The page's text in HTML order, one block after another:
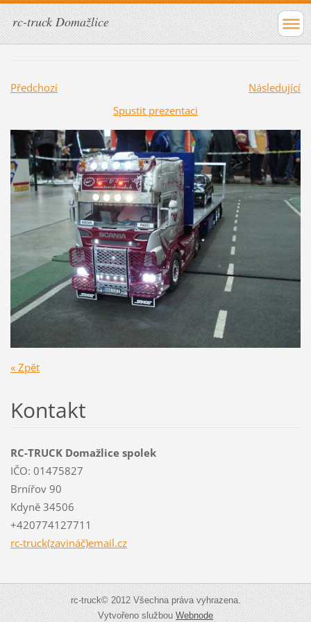
rc-truck Domažlice
Předchozí
Následující
Spustit prezentaci
« Zpět
Kontakt
RC-TRUCK Domažlice spolek
IČO: 01475827
Brnířov 90
Kdyně 34506
+420774127711
rc-truck(zavináč)email.cz
rc-truck© 2012 Všechna práva vyhrazena.
Vytvořeno službouWebnode